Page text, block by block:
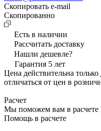
Скопировать e-mail
Cкопированно
Есть в наличии
Рассчитать доставку
Нашли дешевле?
Гарантия 5 лет
Цена действительна
отличаться от цен в
Расчет
Мы поможем вам в расчете
Помощь в расчете